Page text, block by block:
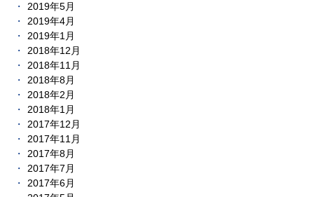
2019年5月
2019年4月
2019年1月
2018年12月
2018年11月
2018年8月
2018年2月
2018年1月
2017年12月
2017年11月
2017年8月
2017年7月
2017年6月